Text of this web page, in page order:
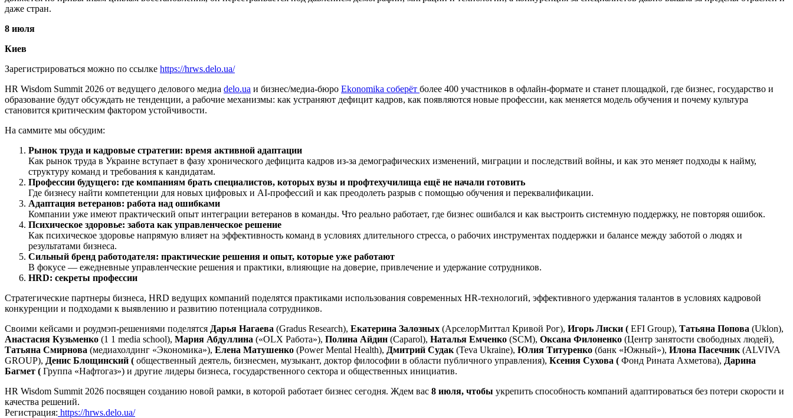
даже стран.
8 июля
Киев
Зарегистрироваться можно по ссылке https://hrws.delo.ua/
HR Wisdom Summit 2026 от ведущего делового медиа delo.ua и бизнес/медиа-бюро Ekonomika соберёт более 400 участников в офлайн-формате и станет площадкой, где бизнес, государство и
образование будут обсуждать не тенденции, а рабочие механизмы: как устраняют дефицит кадров, как появляются новые профессии, как меняется модель обучения и почему культура
становится критическим фактором устойчивости.
На саммите мы обсудим:
Рынок труда и кадровые стратегии: время активной адаптации
Как рынок труда в Украине вступает в фазу хронического дефицита кадров из-за демографических изменений, миграции и последствий войны, и как это меняет подходы к найму,
структуру команд и требования к кандидатам.
Профессии будущего: где компаниям брать специалистов, которых вузы и профтехучилища ещё не начали готовить
Где бизнесу найти компетенции для новых цифровых и AI-профессий и как преодолеть разрыв с помощью обучения и переквалификации.
Адаптация ветеранов: работа над ошибками
Компании уже имеют практический опыт интеграции ветеранов в команды. Что реально работает, где бизнес ошибался и как выстроить системную поддержку, не повторяя ошибок.
Психическое здоровье: забота как управленческое решение
Как психическое здоровье напрямую влияет на эффективность команд в условиях длительного стресса, о рабочих инструментах поддержки и балансе между заботой о людях и
результатами бизнеса.
Сильный бренд работодателя: практические решения и опыт, которые уже работают
В фокусе — ежедневные управленческие решения и практики, влияющие на доверие, привлечение и удержание сотрудников.
HRD: секреты профессии
Стратегические партнеры бизнеса, HRD ведущих компаний поделятся практиками использования современных HR-технологий, эффективного удержания талантов в условиях кадровой
конкуренции и подходами к выявлению и развитию потенциала сотрудников.
Своими кейсами и роудмэп-решениями поделятся Дарья Нагаева (Gradus Research), Екатерина Залозных (АрселорМиттал Кривой Рог), Игорь Лиски ( EFI Group), Татьяна Попова (Uklon),
Анастасия Кузьменко (1 1 media school), Мария Абдуллина («OLX Работа»), Полина Айдин (Caparol), Наталья Емченко (SCM), Оксана Филоненко (Центр занятости свободных людей),
Татьяна Смирнова (медиахолдинг «Экономика»), Елена Матушенко (Power Mental Health), Дмитрий Судак (Teva Ukraine), Юлия Титуренко (банк «Южный»), Илона Пасечник (ALVIVA
GROUP), Денис Блощинский ( общественный деятель, бизнесмен, музыкант, доктор философии в области публичного управления), Ксения Сухова ( Фонд Рината Ахметова), Дарина
Багмет ( Группа «Нафтогаз») и другие лидеры бизнеса, государственного сектора и общественных инициатив.
HR Wisdom Summit 2026 посвящен созданию новой рамки, в которой работает бизнес сегодня. Ждем вас 8 июля, чтобы укрепить способность компаний адаптироваться без потери скорости и
качества решений.
Регистрация: https://hrws.delo.ua/